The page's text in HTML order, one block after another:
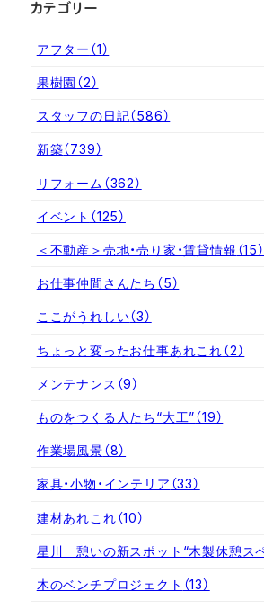
カテゴリー
アフター （1）
果樹園 （2）
スタッフの日記（586）
新築（739）
リフォーム （362）
イベント （125）
＜不動産＞売地・売り家・賃貸情報 （15）
お仕事仲間さんたち （5）
ここがうれしい（3）
ちょっと変ったお仕事あれこれ（2）
メンテナンス （9）
ものをつくる人たち“大工”（19）
作業場風景（8）
家具・小物・インテリア （33）
建材あれこれ（10）
星川 憩いの新スポット“木製休憩ス
木のベンチプロジェクト （13）